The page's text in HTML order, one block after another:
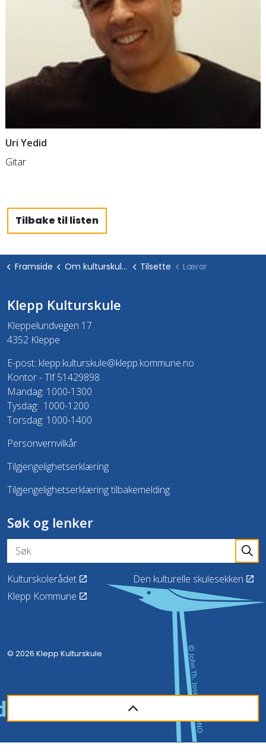
Uri Yedid
Gitar
Tilbake til listen
Framside Om kulturskulen Tilsette Lærar
Klepp Kulturskule
Kleppelundvegen 17
4352 Kleppe
E-post: klepp.kulturskule@klepp.kommune.no
Kontor - Tlf 51429898
Mandag: 1000-1300
Tysdag: 1000-1200
Torsdag: 1000-1400
Personvernvilkår
Tilgjengelighetserklæring
Tilgjengelighetserklæring tilbakemelding
Søk og lenker
Kulturskolerådet
Den kulturelle skulesekken
Klepp Kommune
© 2026 Klepp Kulturskule